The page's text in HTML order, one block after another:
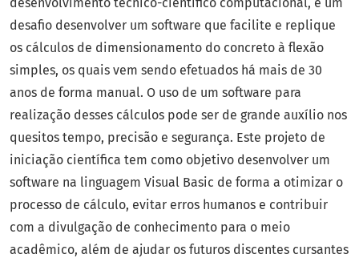
desenvolvimento técnico-científico computacional, é um
desafio desenvolver um software que facilite e replique
os cálculos de dimensionamento do concreto à flexão
simples, os quais vem sendo efetuados há mais de 30
anos de forma manual. O uso de um software para
realização desses cálculos pode ser de grande auxílio nos
quesitos tempo, precisão e segurança. Este projeto de
iniciação científica tem como objetivo desenvolver um
software na linguagem Visual Basic de forma a otimizar o
processo de cálculo, evitar erros humanos e contribuir
com a divulgação de conhecimento para o meio
acadêmico, além de ajudar os futuros discentes cursantes